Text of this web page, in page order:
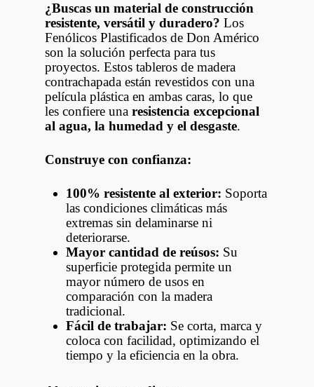
¿Buscas un material de construcción
resistente, versátil y duradero? Los
Fenólicos Plastificados de Don Américo
son la solución perfecta para tus
proyectos. Estos tableros de madera
contrachapada están revestidos con una
película plástica en ambas caras, lo que
les confiere una resistencia excepcional
al agua, la humedad y el desgaste.
Construye con confianza:
100% resistente al exterior: Soporta
las condiciones climáticas más
extremas sin delaminarse ni
deteriorarse.
Mayor cantidad de reúsos: Su
superficie protegida permite un
mayor número de usos en
comparación con la madera
tradicional.
Fácil de trabajar: Se corta, marca y
coloca con facilidad, optimizando el
tiempo y la eficiencia en la obra.